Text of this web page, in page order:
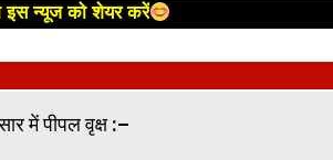
इस न्यूज को शेयर करें
में पीपल वृक्ष :–